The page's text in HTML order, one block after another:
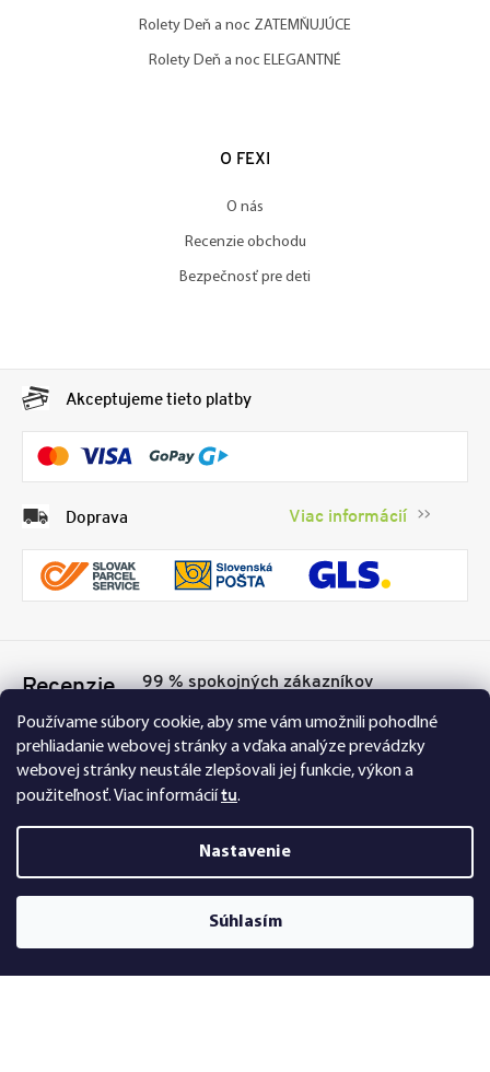
Používame súbory cookie, aby sme vám umožnili pohodlné
prehliadanie webovej stránky a vďaka analýze prevádzky
webovej stránky neustále zlepšovali jej funkcie, výkon a
použiteľnosť.Viac informáciítu.
Nastavenie
Súhlasím
Rolety Deň a noc ZATEMŇUJÚCE
Rolety Deň a noc ELEGANTNÉ
O FEXI
O nás
Recenzie obchodu
Bezpečnosť pre deti
Akceptujeme tieto platby
Doprava Viac informácií
Recenzie 99 % spokojných zákazníkov
Nakupujte na FEXI bezpečne a bez obáv. Vďaka
serverom sa prenášajú v zašifrovanej podobe.